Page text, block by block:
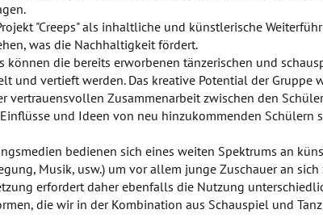
"Creeps" als inhaltliche und künstlerische
was die Nachhaltigkeit fördert.
können die bereits erworbenen tänzerischen und
und vertieft werden. Das kreative Potential der Gruppe
vertrauensvollen Zusammenarbeit zwischen den
und Ideen von neu hinzukommenden Schülern
bedienen sich eines weiten Spektrums an
Musik, usw.) um vor allem junge Zuschauer an
erfordert daher ebenfalls die Nutzung
die wir in der Kombination aus Schauspiel und